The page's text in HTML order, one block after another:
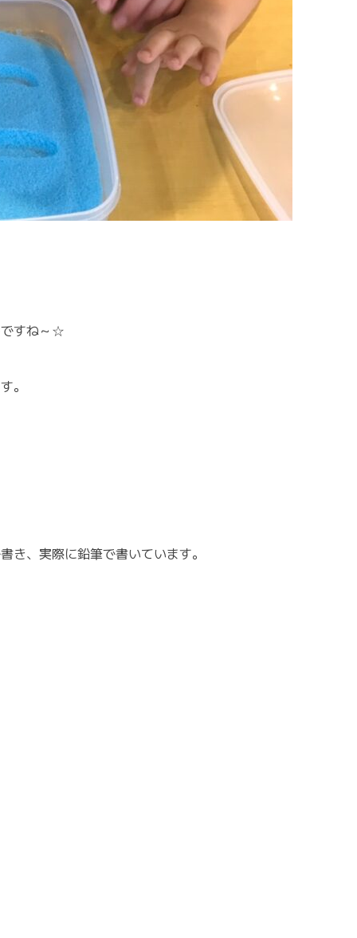
ですね～☆
。
き、実際に鉛筆で書いています。